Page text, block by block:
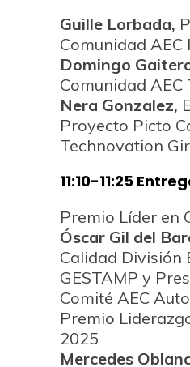
Guille Lorbada,
Comunidad AEC
Domingo
Comunidad AEC
Nera Gonzalez,
Proyecto Picto
Technovation
11:10-11:25
Premio Líder en
Óscar Gil del
Calidad División
GESTAMP y
Comité AEC
Premio
2025
Mercedes